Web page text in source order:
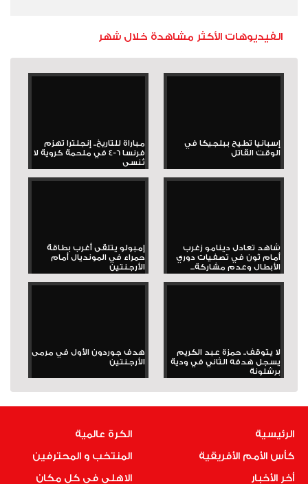
الفيديوهات الأكثر مشاهدة خلال شهر
إسبانيا تطيح ببلجيكا في
الوقت القاتل
مباراة للتاريخ.. إنجلترا تهزم
فرنسا 6-4 في ملحمة كروية لا
تُنسى
شاهد تعادل دينامو زغرب
أمام ثون في تصفيات دوري
الأبطال وعدم مشاركة...
إمبولو يتلقى أغرب بطاقة
حمراء في المونديال أمام
الأرجنتين
لا يتوقف.. حمزة عبد الكريم
يسجل هدفه الثاني في ودية
برشلونة
هدف جوردون الأول في مرمى
الأرجنتين
الرئيسية
كأس الأمم الأفريقية
أخر الأخبار
الكرة عالمية
المنتخب و المحترفين
الاهلى فى كل مكان